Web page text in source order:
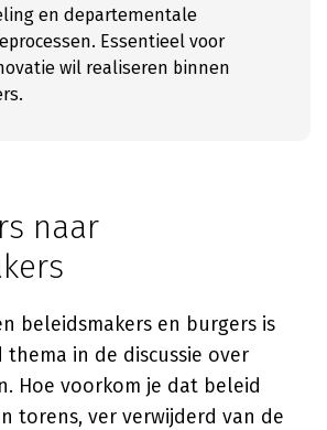
en departementale
Essentieel voor
wil realiseren binnen
naar
beleidsmakers en burgers is
in de discussie over
Hoe voorkom je dat beleid
torens, ver verwijderd van de